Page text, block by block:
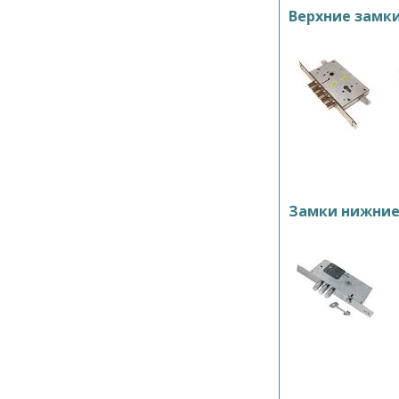
Верхние
Замки нижние